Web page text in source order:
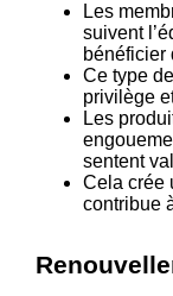
Les
suivent
bénéficier
Ce type
privilège
Les
sentent
Cela crée
contribue